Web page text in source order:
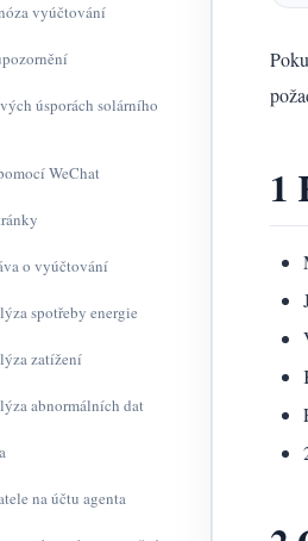
vyúčtování
úsporách solárního
WeChat
o vyúčtování
spotřeby energie
zatížení
abnormálních dat
na účtu agenta
1